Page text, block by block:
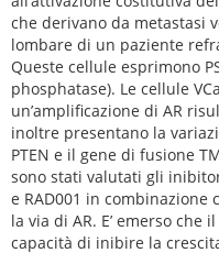
che derivano da metastasi
lombare di un paziente
Queste cellule esprimono
phosphatase). Le cellule
un’amplificazione di AR
inoltre presentano la
PTEN e il gene di fusione
sono stati valutati gli
e RAD001 in
la via di AR. E’ emerso che
capacità di inibire la